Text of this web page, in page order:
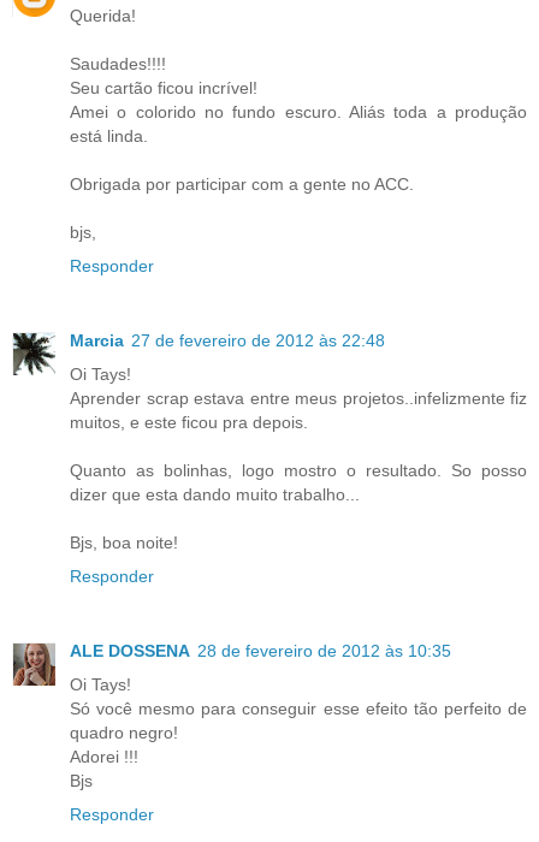
Querida!
Saudades!!!!
Seu cartão ficou incrível!
Amei o colorido no fundo escuro. Aliás toda a produção
está linda.
Obrigada por participar com a gente no ACC.
bjs,
Responder
Marcia 27 de fevereiro de 2012 às 22:48
Oi Tays!
Aprender scrap estava entre meus projetos..infelizmente fiz
muitos, e este ficou pra depois.
Quanto as bolinhas, logo mostro o resultado. So posso
dizer que esta dando muito trabalho...
Bjs, boa noite!
Responder
ALE DOSSENA 28 de fevereiro de 2012 às 10:35
Oi Tays!
Só você mesmo para conseguir esse efeito tão perfeito de
quadro negro!
Adorei !!!
Bjs
Responder